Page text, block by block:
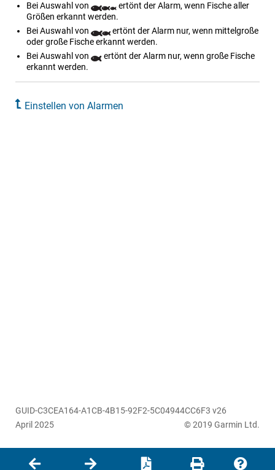
Bei Auswahl von
ertönt der Alarm, wenn Fische aller
Größen erkannt werden.
Bei Auswahl von
ertönt der Alarm nur, wenn mittelgroße
oder große Fische erkannt werden.
Bei Auswahl von
ertönt der Alarm nur, wenn große Fische
erkannt werden.
Einstellen von Alarmen
GUID-C3CEA164-A1CB-4B15-92F2-5C04944CC6F3 v26
April 2025
© 2019 Garmin Ltd.